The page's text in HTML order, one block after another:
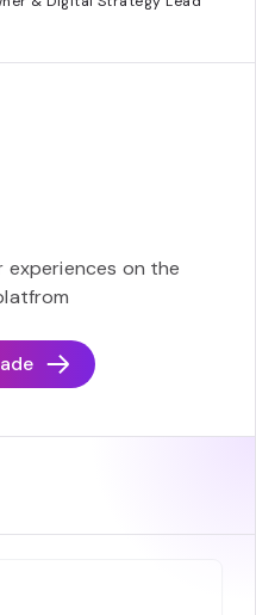
on the